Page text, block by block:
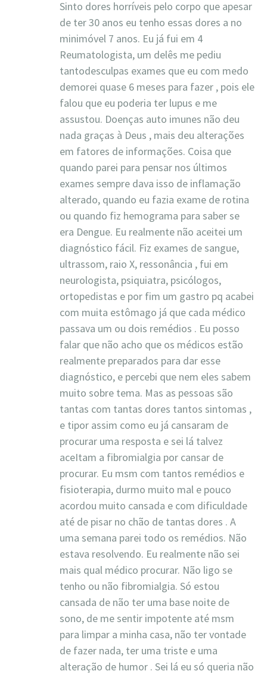
Sinto dores horríveis pelo corpo que apesar
de ter 30 anos eu tenho essas dores a no
minimóvel 7 anos. Eu já fui em 4
Reumatologista, um delês me pediu
tantodesculpas exames que eu com medo
demorei quase 6 meses para fazer , pois ele
falou que eu poderia ter lupus e me
assustou. Doenças auto imunes não deu
nada graças à Deus , mais deu alterações
em fatores de informações. Coisa que
quando parei para pensar nos últimos
exames sempre dava isso de inflamação
alterado, quando eu fazia exame de rotina
ou quando fiz hemograma para saber se
era Dengue. Eu realmente não aceitei um
diagnóstico fácil. Fiz exames de sangue,
ultrassom, raio X, ressonância , fui em
neurologista, psiquiatra, psicólogos,
ortopedistas e por fim um gastro pq acabei
com muita estômago já que cada médico
passava um ou dois remédios . Eu posso
falar que não acho que os médicos estão
realmente preparados para dar esse
diagnóstico, e percebi que nem eles sabem
muito sobre tema. Mas as pessoas são
tantas com tantas dores tantos sintomas ,
e tipor assim como eu já cansaram de
procurar uma resposta e sei lá talvez
aceItam a fibromialgia por cansar de
procurar. Eu msm com tantos remédios e
fisioterapia, durmo muito mal e pouco
acordou muito cansada e com dificuldade
até de pisar no chão de tantas dores . A
uma semana parei todo os remédios. Não
estava resolvendo. Eu realmente não sei
mais qual médico procurar. Não ligo se
tenho ou não fibromialgia. Só estou
cansada de não ter uma base noite de
sono, de me sentir impotente até msm
para limpar a minha casa, não ter vontade
de fazer nada, ter uma triste e uma
alteração de humor . Sei lá eu só queria não